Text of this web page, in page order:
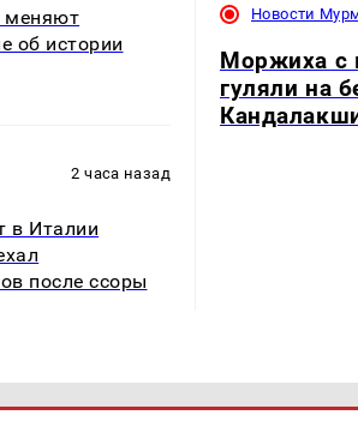
меняют
об истории
2 часа назад
в Италии
после ссоры
Новости
Моржиха с
гуляли на